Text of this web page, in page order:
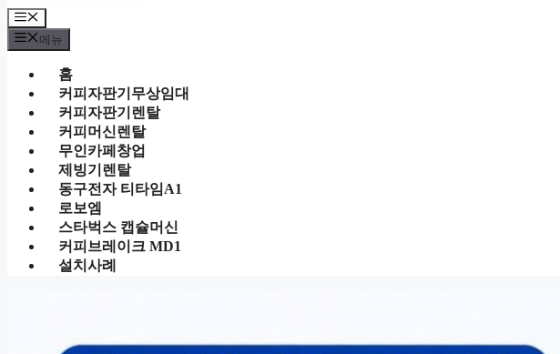
메
뉴
메뉴
홈
커피자판기무상임대
커피자판기렌탈
커피머신렌탈
무인카페창업
제빙기렌탈
동구전자 티타임A1
로보엠
스타벅스 캡슐머신
커피브레이크 MD1
설치사례